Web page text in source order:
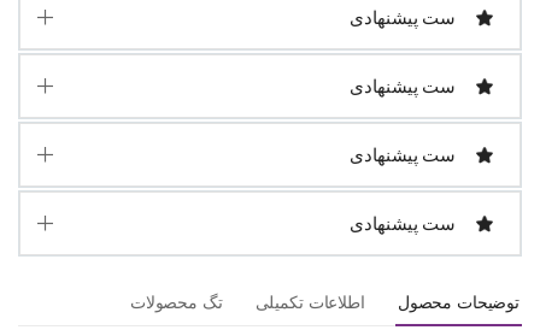
ست پیشنهادی
ست پیشنهادی
ست پیشنهادی
ست پیشنهادی
توضیحات محصول اطلاعات تکمیلی تگ محصولات